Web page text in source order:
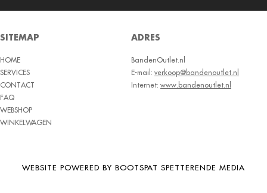
SITEMAP
HOME
SERVICES
CONTACT
FAQ
WEBSHOP
WINKELWAGEN
ADRES
BandenOutlet.nl
E-mail: verkoop@bandenoutlet.nl
Internet: www.bandenoutlet.nl
WEBSITE POWERED BY BOOTSPAT SPETTERENDE MEDIA